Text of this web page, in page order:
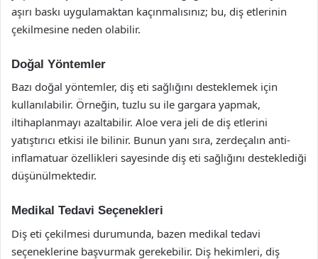
aşırı baskı uygulamaktan kaçınmalısınız; bu, diş etlerinin
çekilmesine neden olabilir.
Doğal Yöntemler
Bazı doğal yöntemler, diş eti sağlığını desteklemek için
kullanılabilir. Örneğin, tuzlu su ile gargara yapmak,
iltihaplanmayı azaltabilir. Aloe vera jeli de diş etlerini
yatıştırıcı etkisi ile bilinir. Bunun yanı sıra, zerdeçalın anti-
inflamatuar özellikleri sayesinde diş eti sağlığını desteklediği
düşünülmektedir.
Medikal Tedavi Seçenekleri
Diş eti çekilmesi durumunda, bazen medikal tedavi
seçeneklerine başvurmak gerekebilir. Diş hekimleri, diş